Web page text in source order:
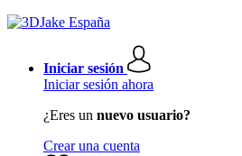
Iniciar sesión
Iniciar sesión ahora
¿Eres un nuevo usuario?
Crear una cuenta